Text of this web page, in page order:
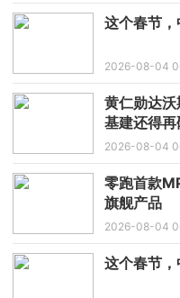
这个春节，
2026-08-04
黄仁勋达
基建还得
2026-08-04
零跑首款
旗舰产品
2026-08-04
这个春节，